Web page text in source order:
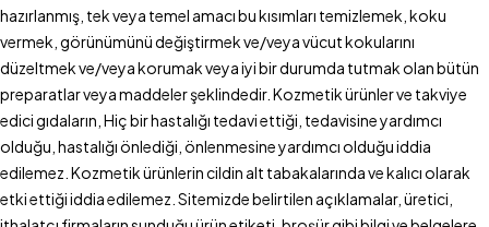
hazırlanmış, tek veya temel amacı bu kısımları temizlemek, koku
vermek, görünümünü değiştirmek ve/veya vücut kokularını
düzeltmek ve/veya korumak veya iyi bir durumda tutmak olan bütün
preparatlar veya maddeler şeklindedir. Kozmetik ürünler ve takviye
edici gıdaların, Hiç bir hastalığı tedavi ettiği, tedavisine yardımcı
olduğu, hastalığı önlediği, önlenmesine yardımcı olduğu iddia
edilemez. Kozmetik ürünlerin cildin alt tabakalarında ve kalıcı olarak
etki ettiği iddia edilemez. Sitemizde belirtilen açıklamalar, üretici,